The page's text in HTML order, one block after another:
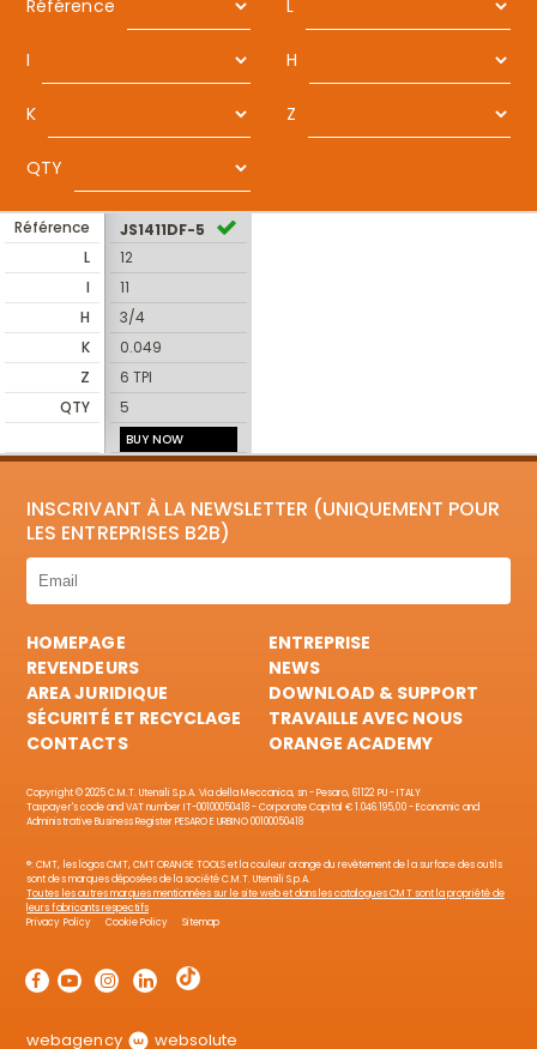
Référence L
I H
K Z
QTY
Référence
L
I
H
K
Z
QTY
JS1411DF-5
12
11
3/4
0.049
6 TPI
5
BUY NOW
INSCRIVANT À LA NEWSLETTER (UNIQUEMENT POUR
LES ENTREPRISES B2B)
HOMEPAGE
ENTREPRISE
REVENDEURS
NEWS
AREA JURIDIQUE
DOWNLOAD & SUPPORT
SÉCURITÉ ET RECYCLAGE
TRAVAILLE AVEC NOUS
CONTACTS
ORANGE ACADEMY
Copyright © 2025 C.M.T. Utensili S.p.A. Via della Meccanica, sn - Pesaro, 61122 PU - ITALY
Taxpayer's code and VAT number IT-00100050418 - Corporate Capital € 1.046.195,00 - Economic and
Administrative Business Register PESARO E URBINO 00100050418
®: CMT, les logos CMT, CMT ORANGE TOOLS et la couleur orange du revêtement de la surface des outils
sont des marques déposées de la société C.M.T. Utensili S.p.A.
Toutes les autres marques mentionnées sur le site web et dans les catalogues CMT sont la propriété de
leurs fabricants respectifs
Privacy Policy
Cookie Policy Sitemap
webagency websolute